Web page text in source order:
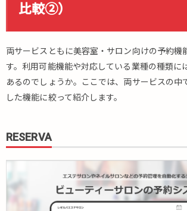
比較②）
両サービスともに美容室・サロン向けの予約機
す。利用可能機能や対応している業種の種類に
あるのでしょうか。ここでは、両サービスの中
した機能に絞って紹介します。
RESERVA